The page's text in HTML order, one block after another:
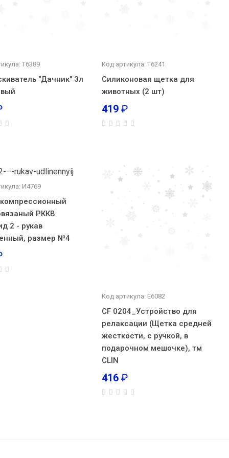
Т6389
"Дачник" 3л
Код артикула: Т6241
Силиконовая щетка для
животных (2 шт)
419 ₽
И4769
РККВ
2 - рукав
размер №4
Код артикула: E6082
CF 0204_Устройство для
релаксации (Щетка средней
жесткости, с ручкой, в
подарочном мешочке), тм
CLIN
416 ₽